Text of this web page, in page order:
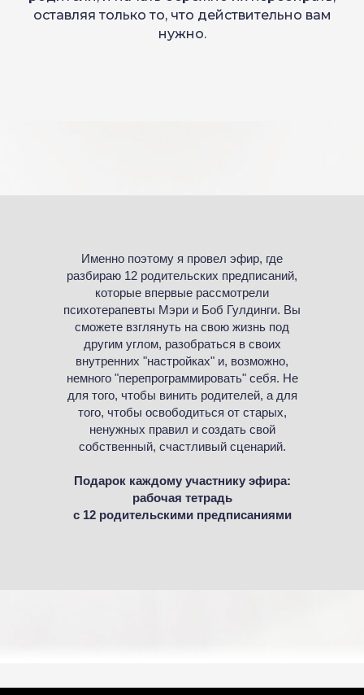
оставляя только то, что действительно вам
нужно.
Именно поэтому я провел эфир, где
разбираю 12 родительских предписаний,
которые впервые рассмотрели
психотерапевты Мэри и Боб Гулдинги. Вы
сможете взглянуть на свою жизнь под
другим углом, разобраться в своих
внутренних "настройках" и, возможно,
немного "перепрограммировать" себя. Не
для того, чтобы винить родителей, а для
того, чтобы освободиться от старых,
ненужных правил и создать свой
собственный, счастливый сценарий.
Подарок каждому участнику эфира:
рабочая тетрадь
с 12 родительскими предписаниями